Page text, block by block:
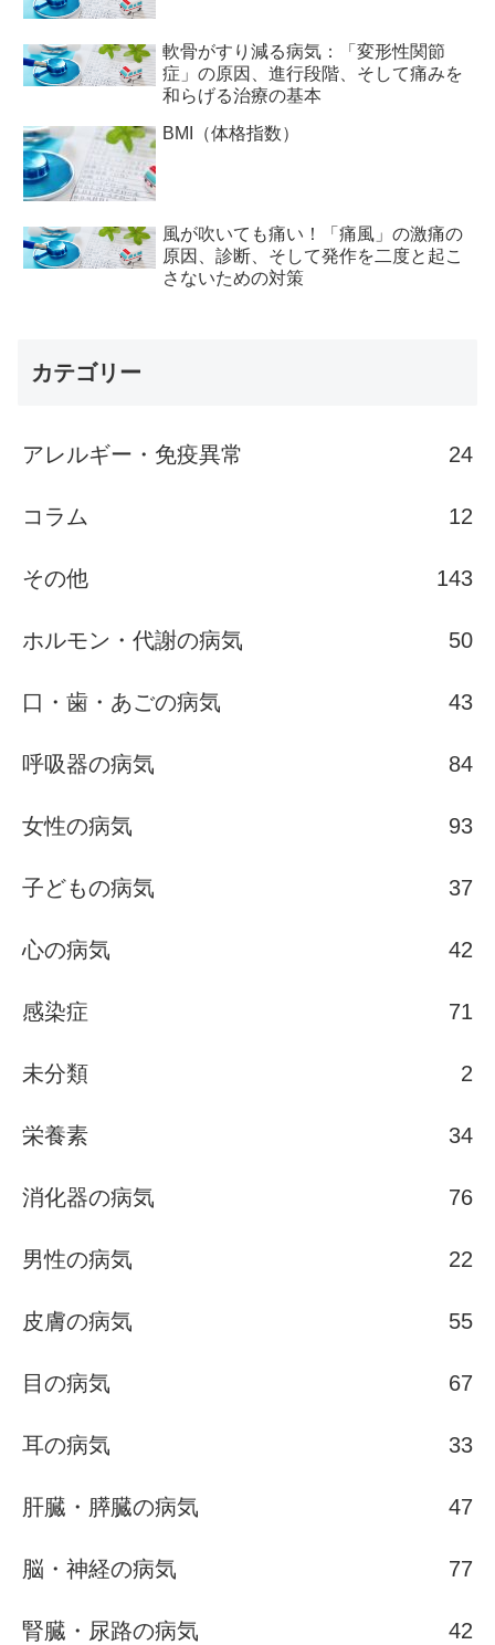
軟骨がすり減る病気：「変形性関節
症」の原因、進行段階、そして痛みを
和らげる治療の基本
BMI（体格指数）
風が吹いても痛い！「痛風」の激痛の
原因、診断、そして発作を二度と起こ
さないための対策
カテゴリー
アレルギー・免疫異常 24
コラム 12
その他 143
ホルモン・代謝の病気 50
口・歯・あごの病気 43
呼吸器の病気 84
女性の病気 93
子どもの病気 37
心の病気 42
感染症 71
未分類 2
栄養素 34
消化器の病気 76
男性の病気 22
皮膚の病気 55
目の病気 67
耳の病気 33
肝臓・膵臓の病気 47
脳・神経の病気 77
腎臓・尿路の病気 42